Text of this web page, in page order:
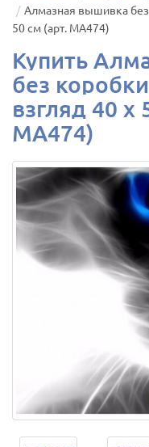
Алмазная вышивка
50 см (арт. MA474)
Купить
без
взгляд 40 х
MA474)